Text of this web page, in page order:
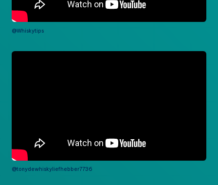
@Whiskytips
@tonydewhiskyliefhebber7736